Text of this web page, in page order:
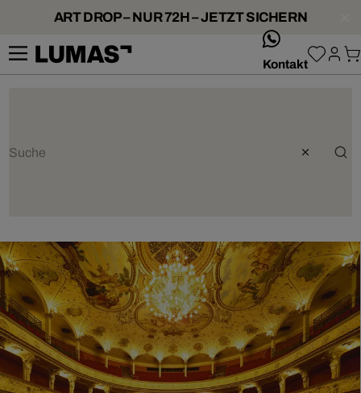
ART DROP – NUR 72H – JETZT SICHERN
Kontakt